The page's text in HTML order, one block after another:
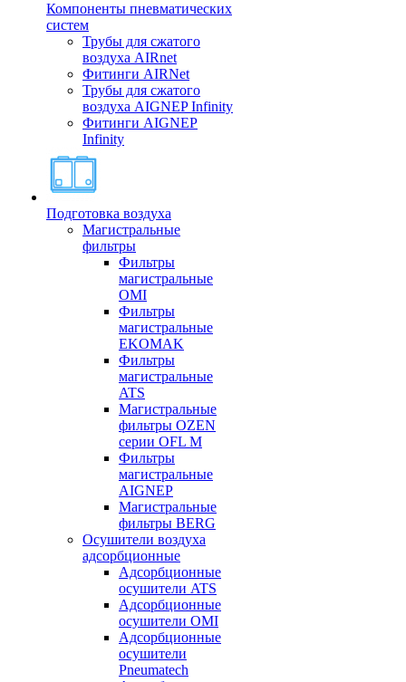
Компоненты пневматических
систем
Трубы для сжатого
воздуха AIRnet
Фитинги AIRNet
Трубы для сжатого
воздуха AIGNEP Infinity
Фитинги AIGNEP
Infinity
Подготовка воздуха
Магистральные
фильтры
Фильтры
магистральные
OMI
Фильтры
магистральные
EKOMAK
Фильтры
магистральные
ATS
Магистральные
фильтры OZEN
серии OFL M
Фильтры
магистральные
AIGNEP
Магистральные
фильтры BERG
Осушители воздуха
адсорбционные
Адсорбционные
осушители ATS
Адсорбционные
осушители OMI
Адсорбционные
осушители
Pneumatech